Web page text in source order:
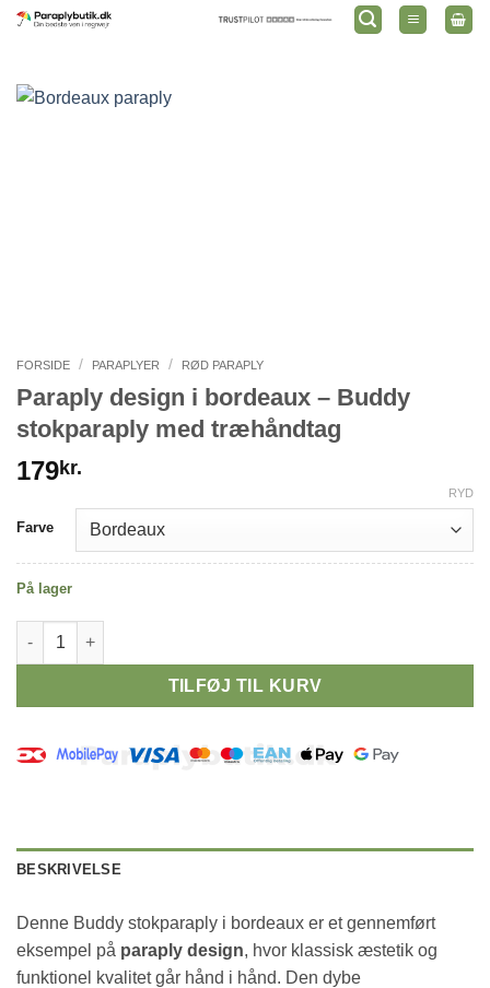
Fortsæt
FORSIDE / PARAPLYER / RØD PARAPLY
Paraply design i bordeaux – Buddy
stokparaply med træhåndtag
179kr.
Farve
RYD
På lager
Paraply design i bordeaux – Buddy stokparaply med
TILFØJ TIL KURV
Alternative:
BESKRIVELSE
Denne Buddy stokparaply i bordeaux er et gennemført
eksempel på paraply design, hvor klassisk æstetik og
funktionel kvalitet går hånd i hånd. Den dybe